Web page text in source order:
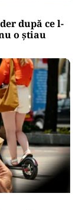
după ce l-
o știau